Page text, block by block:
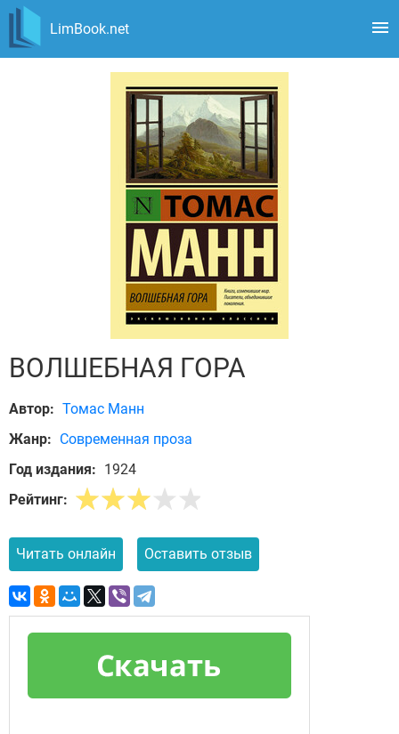
LimBook.net
ВОЛШЕБНАЯ ГОРА
Автор: Томас Манн
Жанр: Современная проза
Год издания: 1924
Рейтинг:
Читать онлайн Оставить отзыв